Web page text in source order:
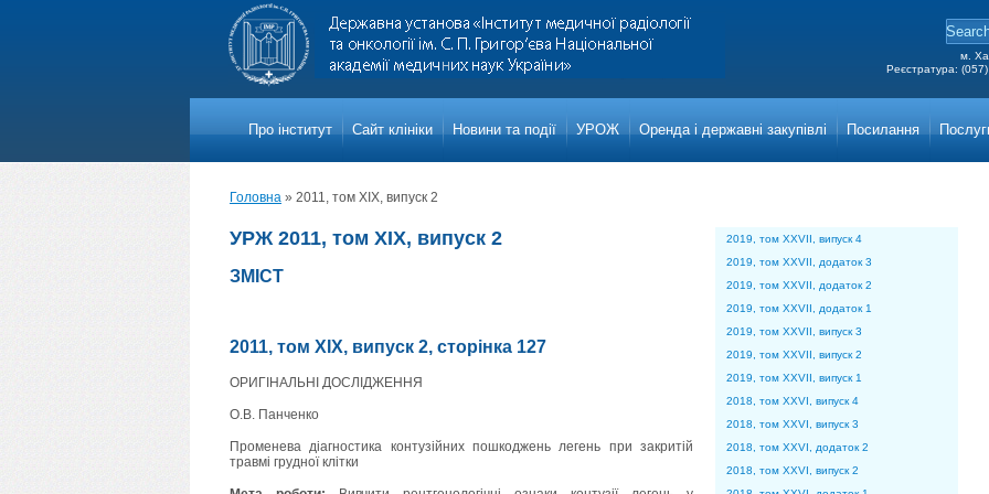
м.
Реєстратура:
Main
Про iнститут Сайт клініки Новини та події УРОЖ Оренда і державні закупівлі Посилання
Головна » 2011, том XIX, випуск 2
2019, том XXVII, випуск 4
2019, том XXVII, додаток 3
2019, том XXVII, додаток 2
2019, том XXVII, додаток 1
2019, том XXVII, випуск 3
2019, том XXVII, випуск 2
2019, том XXVII, випуск 1
2018, том XXVI, випуск 4
2018, том XXVI, випуск 3
2018, том XXVI, додаток 2
2018, том XXVI, випуск 2
УРЖ 2011, том XIX, випуск 2
ЗМІСТ
2011, том XIX, випуск 2, сторінка 127
ОРИГІНАЛЬНІ ДОСЛІДЖЕННЯ
О.В. Панченко
Променева діагностика контузійних пошкоджень легень при закритій
травмі грудної клітки